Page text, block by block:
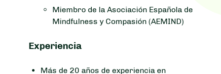
Miembro de la Asociación Española de
Mindfulness y Compasión (AEMIND)
Experiencia
Más de 20 años de experiencia en